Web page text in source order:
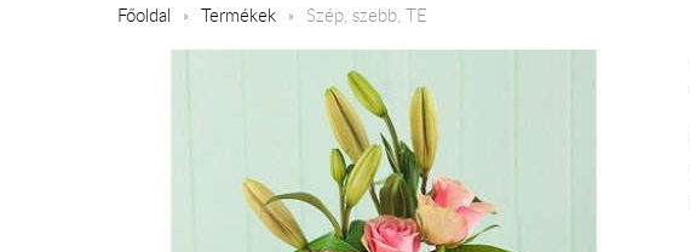
Főoldal Termékek Szép, szebb, TE